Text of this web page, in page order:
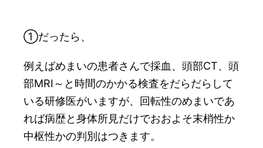
①だったら、
例えばめまいの患者さんで採血、頭部CT、頭
部MRI～と時間のかかる検査をだらだらして
いる研修医がいますが、回転性のめまいであ
れば病歴と身体所見だけでおおよそ末梢性か
中枢性かの判別はつきます。